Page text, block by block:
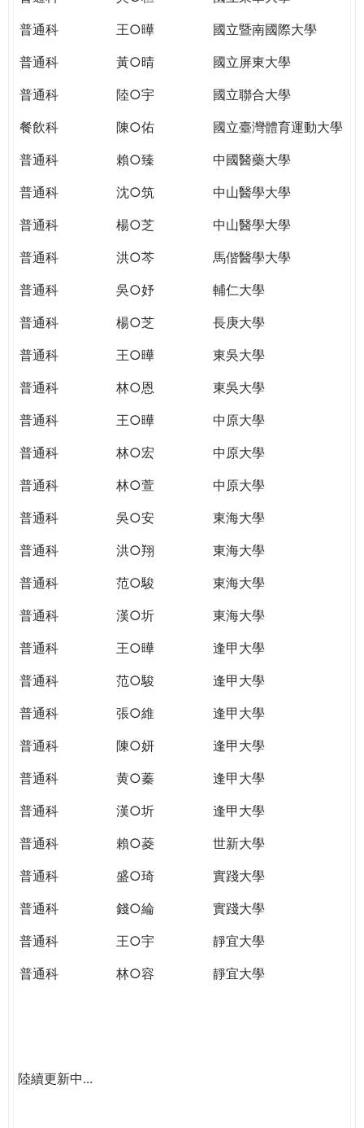
YOU
THE
PATH
GLOBAL
普通科
王○曄
國立暨南國際大學
普通科
黃○晴
國立屏東大學
普通科
陸○宇
國立聯合大學
餐飲科
陳○佑
國立臺灣體育運動大學
普通科
賴○臻
中國醫藥大學
普通科
沈○筑
中山醫學大學
普通科
楊○芝
中山醫學大學
普通科
洪○芩
馬偕醫學大學
普通科
吳○妤
輔仁大學
普通科
楊○芝
長庚大學
普通科
王○曄
東吳大學
普通科
林○恩
東吳大學
普通科
王○曄
中原大學
普通科
林○宏
中原大學
普通科
林○萱
中原大學
普通科
吳○安
東海大學
普通科
洪○翔
東海大學
普通科
范○駿
東海大學
普通科
漢○圻
東海大學
普通科
王○曄
逢甲大學
普通科
范○駿
逢甲大學
普通科
張○維
逢甲大學
普通科
陳○妍
逢甲大學
普通科
黄○蓁
逢甲大學
普通科
漢○圻
逢甲大學
普通科
賴○菱
世新大學
普通科
盛○琦
實踐大學
普通科
錢○綸
實踐大學
普通科
王○宇
靜宜大學
普通科
林○容 靜宜大學
陸續更新中...